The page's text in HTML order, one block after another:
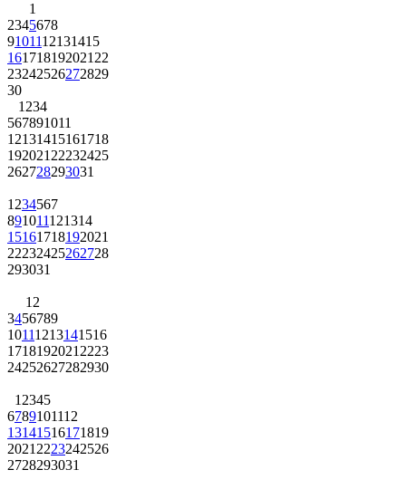
1
2345678
9101112131415
161718192021 22
23242526272829
30
1 234
567891011
12131415161718
192021 22232425
262728293031
1 234567
891011121314
15161718192021
22232425262728
293031
1 2
3456789
10111213141516
1718192021 2223
24252627282930
1 2345
6789101112
13141516171819
2021 2223242526
2728293031